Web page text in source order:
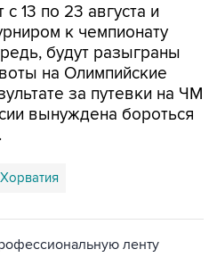
13 по 23 августа и
к чемпионату
будут разыграны
на Олимпийские
за путевки на ЧМ
вынуждена бороться
Хорватия
ленту